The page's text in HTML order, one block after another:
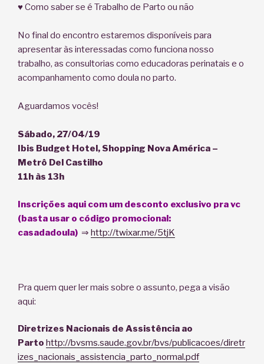
♥ Como saber se é Trabalho de Parto ou não
No final do encontro estaremos disponíveis para
apresentar às interessadas como funciona nosso
trabalho, as consultorias como educadoras perinatais e o
acompanhamento como doula no parto.
Aguardamos vocês!
Sábado, 27/04/19
Ibis Budget Hotel, Shopping Nova América –
Metrô Del Castilho
11h às 13h
Inscrições aqui com um desconto exclusivo pra vc
(basta usar o código promocional:
casadadoula) ⇒ http://twixar.me/5tjK
Pra quem quer ler mais sobre o assunto, pega a visão
aqui:
Diretrizes Nacionais de Assistência ao
Parto http://bvsms.saude.gov.br/bvs/publicacoes/diretr
izes_nacionais_assistencia_parto_normal.pdf